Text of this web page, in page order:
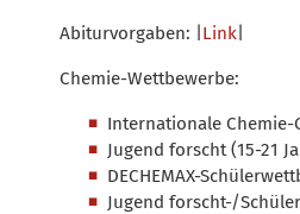
Abiturvorgaben: | Link
Chemie-Wettbewerbe:
Internationale Chemie-
Jugend forscht (15-21
DECHEMAX-
Jugend forscht-/